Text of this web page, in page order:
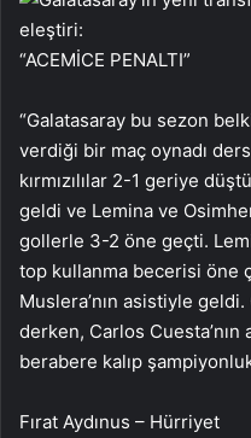
“ACEMİCE PENALTI”
“Galatasaray bu sezon
verdiği bir maç oynadı
kırmızılılar 2-1 geriye
geldi ve Lemina ve
gollerle 3-2 öne geçti.
top kullanma becerisi öne
Muslera’nın asistiyle
derken, Carlos Cuesta’nın
berabere kalıp
Fırat Aydınus – Hürriyet